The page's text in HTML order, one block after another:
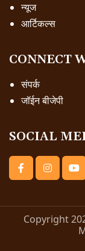
न्यूज
आर्टिकल्स
CONNECT
संपर्क
जॉईन बीजेपी
SOCIAL
Copyright